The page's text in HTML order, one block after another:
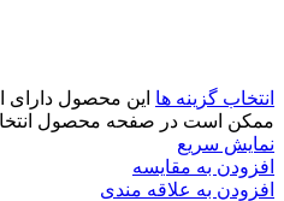
انتخاب گزینه ها این محصول دارای
ممکن است در صفحه محصول
نمایش سریع
افزودن به مقایسه
افزودن به علاقه مندی